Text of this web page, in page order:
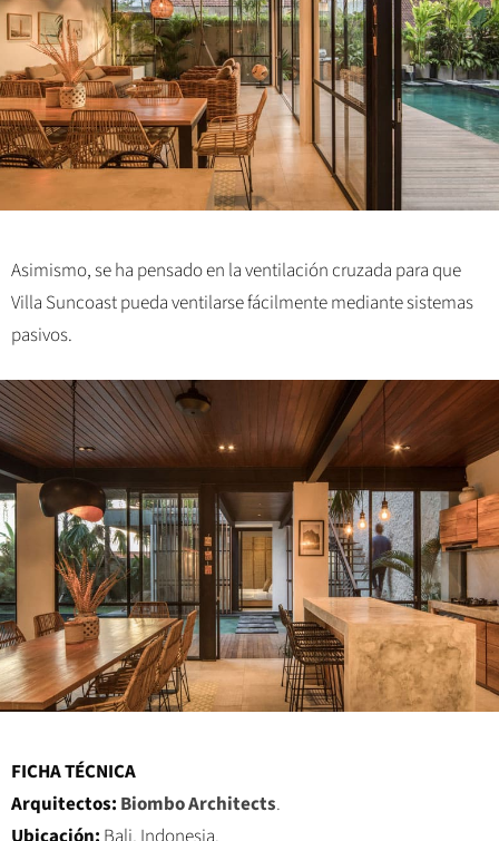
Asimismo, se ha pensado en la ventilación cruzada para que
Villa Suncoast pueda ventilarse fácilmente mediante sistemas
pasivos.
FICHA TÉCNICA
Arquitectos: Biombo Architects.